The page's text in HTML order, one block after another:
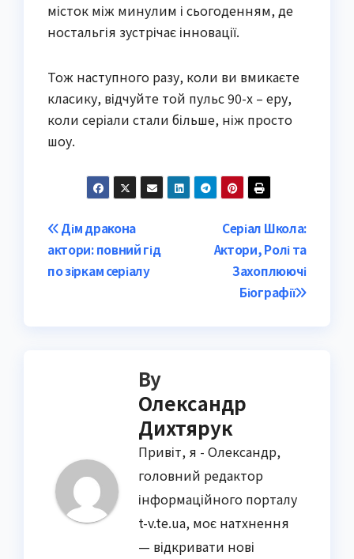
місток між минулим і сьогоденням, де
ностальгія зустрічає інновації.
Тож наступного разу, коли ви вмикаєте
класику, відчуйте той пульс 90-х – еру,
коли серіали стали більше, ніж просто
шоу.
Post
navigation
Серіал Школа:
Актори, Ролі та
Захоплюючі
Біографії
Дім дракона
актори: повний гід
по зіркам серіалу
By
Олександр
Дихтярук
Привіт, я - Олександр,
головний редактор
інформаційного порталу
t-v.te.ua, моє натхнення
— відкривати нові